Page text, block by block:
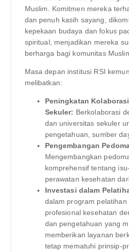
Muslim. Komitmen mereka
dan penuh kasih sayang,
kepekaan budaya dan fokus
spiritual, menjadikan mereka
berharga bagi komunitas
Masa depan institusi RSI
melibatkan:
Peningkatan
Sekuler: Berkolaborasi
dan universitas sekuler
pengetahuan, sumber
Pengembangan
Mengembangkan
komprehensif tentang
perawatan kesehatan
Investasi dalam
dalam program
profesional kesehatan
dan pengetahuan yang
memberikan layanan
tetap mematuhi prinsip-